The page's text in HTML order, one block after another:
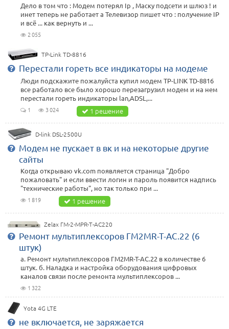
Дело в том что : Модем потерял Ip , Маску подсети и шлюз ! и
инет теперь не работает а Телевизор пишет что : получение IP
и всё ... как вернуть и ...
2 055
TP-Link TD-8816
Перестали гореть все индикаторы на модеме
Люди подскажите пожалуйста купил модем TP-LINK TD-8816
все работало все было хорошо перезагрузил модем и на нем
перестали гореть индикаторы lan,ADSL,...
1 3 024 1 решение
D-link DSL-2500U
Модем не пускает в вк и на некоторые другие
сайты
Когда открываю vk.com появляется страница "Добро
пожаловать" и если ввести логин и пароль появится надпись
"технические работы", но так только при ...
1 819 1 решение
Zelax ГМ-2-MPR-T-AC220
Ремонт мультиплексоров ГМ2MR-T-AC.22 (6
штук)
а. Ремонт мультиплексоров ГМ2MR-T-AC.22 в количестве 6
штук. б. Наладка и настройка оборудования цифровых
каналов связи после ремонта мультиплексоров ...
1 322
Yota 4G LTE
не включается, не заряжается